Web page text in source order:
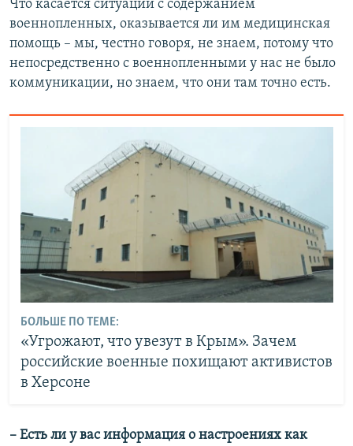
Что касается ситуации с содержанием
военнопленных, оказывается ли им медицинская
помощь – мы, честно говоря, не знаем, потому что
непосредственно с военнопленными у нас не было
коммуникации, но знаем, что они там точно есть.
БОЛЬШЕ ПО ТЕМЕ:
«Угрожают, что увезут в Крым». Зачем
российские военные похищают активистов
в Херсоне
– Есть ли у вас информация о настроениях как